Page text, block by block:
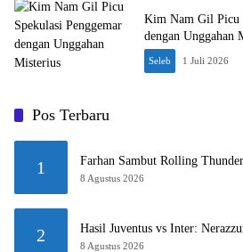
Kim Nam Gil Picu
dengan Unggahan
Seleb 1 Juli 2026
Pos Terbaru
1 Farhan Sambut Rolling
8 Agustus 2026
2 Hasil Juventus vs Inter:
8 Agustus 2026